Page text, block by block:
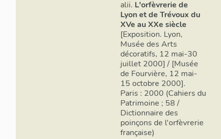
alii. L'orfèvrerie de
Lyon et de Trévoux du
XVe au XXe siècle
[Exposition. Lyon,
Musée des Arts
décoratifs, 12 mai-30
juillet 2000] / [Musée
de Fourvière, 12 mai-
15 octobre 2000].
Paris : 2000 (Cahiers du
Patrimoine ; 58 /
Dictionnaire des
poinçons de l'orfèvrerie
française)